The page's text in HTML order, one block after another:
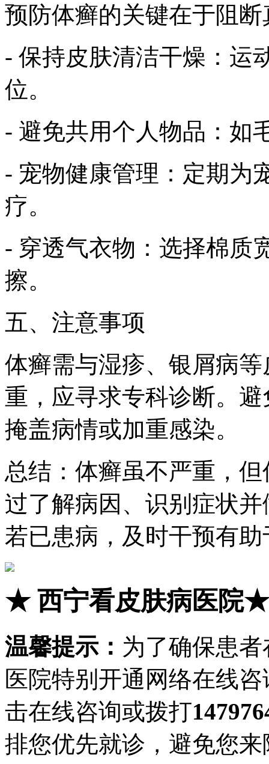
预防体癣的关键在于阻
- 保持皮肤清洁干燥：运
位。
- 避免共用个人物品：如
- 宠物健康管理：定期为
疗。
- 穿透气衣物：选择棉质
擦。
五、注意事项
体癣需与湿疹、银屑病
重，应寻求专科诊断。
掩盖病情或加重感染。
总结：体癣虽不严重，
过了解病因、识别症状
若已患病，及时干预有
★西宁看皮肤病医院★
温馨提示： 为了确保患
医院特别开通网络在线
击在线咨询或拨打
排您优先就诊，避免您